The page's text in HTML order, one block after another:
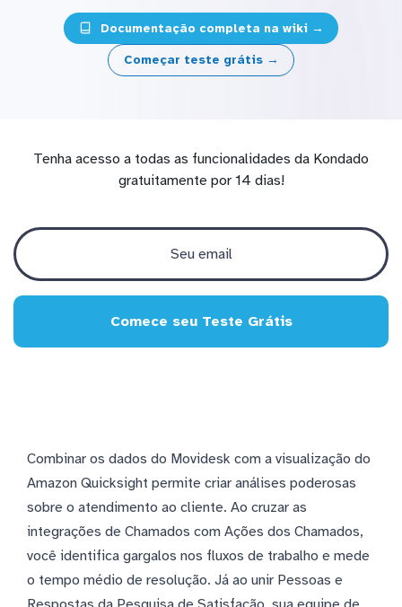
Documentação completa na wiki →
Começar teste grátis →
Tenha acesso a todas as funcionalidades da Kondado
gratuitamente por 14 dias!
Comece seu Teste Grátis
Combinar os dados do Movidesk com a visualização do
Amazon Quicksight permite criar análises poderosas
sobre o atendimento ao cliente. Ao cruzar as
integrações de Chamados com Ações dos Chamados,
você identifica gargalos nos fluxos de trabalho e mede
o tempo médio de resolução. Já ao unir Pessoas e